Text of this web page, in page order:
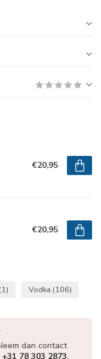
€20,95
€20,95
(1) Vodka (106)
dan contact
+31 78 303 2873.